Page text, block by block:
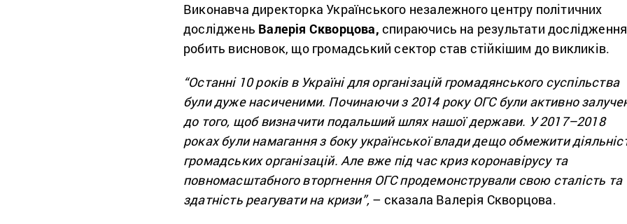
Виконавча директорка Українського незалежного центру політичних
досліджень Валерія Скворцова,спираючись на результати
робить висновок, що громадський сектор став стійкішим до викликів.
“Останні 10 років в Україні для організацій громадянського суспільства
були дуже насиченими. Починаючи з 2014 року ОГС були активно
до того, щоб визначити подальший шлях нашої держави. У 2017–2018
роках були намагання з боку української влади дещо обмежити
громадських організацій. Але вже під час криз коронавірусу та
повномасштабного вторгнення ОГС продемонстрували свою сталість та
здатність реагувати на кризи”, – сказала Валерія Скворцова.